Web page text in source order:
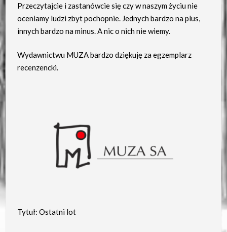
Przeczytajcie i zastanówcie się czy w naszym życiu nie
oceniamy ludzi zbyt pochopnie. Jednych bardzo na plus,
innych bardzo na minus. A nic o nich nie wiemy.
Wydawnictwu MUZA bardzo dziękuję za egzemplarz
recenzencki.
Tytuł: Ostatni lot